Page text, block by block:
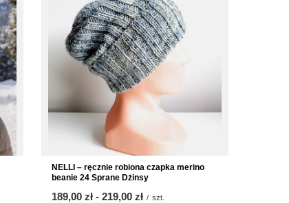
NELLI – ręcznie robiona czapka merino
beanie 24 Sprane Dżinsy
od
189,00 zł - do
219,00 zł / szt.